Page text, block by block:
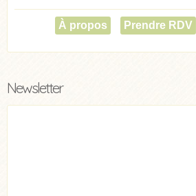
À propos Prendre RDV
Newsletter